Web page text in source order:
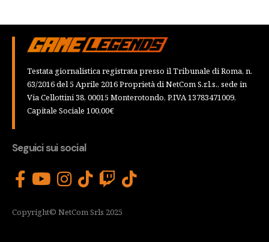
Testata giornalistica registrata presso il Tribunale di Roma, n.
63/2016 del 5 Aprile 2016 Proprietà di NetCom S.r.l.s., sede in
Via Cellottini 38, 00015 Monterotondo, P.IVA 13783471009,
Capitale Sociale 100,00€
Seguici sui social
Copyright© NetCom Srls 2025